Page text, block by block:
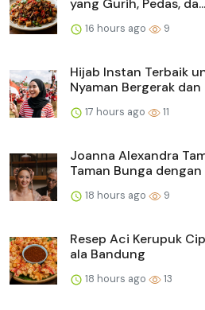
yang Gurih, Pedas, da...
16 hours ago 9
Hijab Instan Terbaik
Nyaman Bergerak dan
17 hours ago 11
Joanna Alexandra
Taman Bunga dengan
18 hours ago 9
Resep Aci Kerupuk
ala Bandung
18 hours ago 13